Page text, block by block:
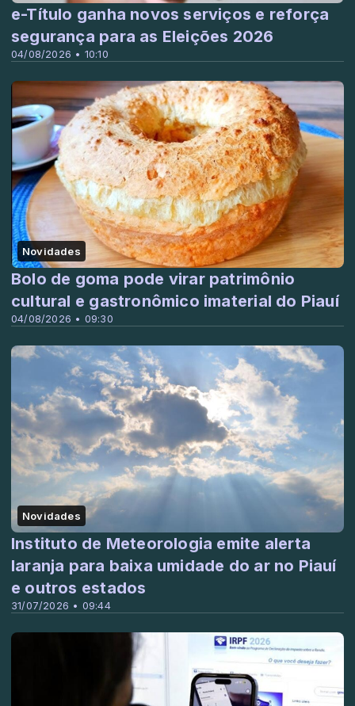
04/08/2026 • 10:10
e-Título ganha novos serviços e reforça
segurança para as Eleições 2026
Novidades
04/08/2026 • 09:30
Bolo de goma pode virar patrimônio
cultural e gastronômico imaterial do Piauí
Novidades
31/07/2026 • 09:44
Instituto de Meteorologia emite alerta
laranja para baixa umidade do ar no Piauí
e outros estados